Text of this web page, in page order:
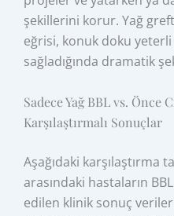
şekillerini korur. Yağ
eğrisi, konuk doku yeterli
sağladığında dramatik
Sadece Yağ BBL vs. Önce
Karşılaştırmalı Sonuçlar
Aşağıdaki karşılaştırma
arasındaki hastaların
edilen klinik sonuç